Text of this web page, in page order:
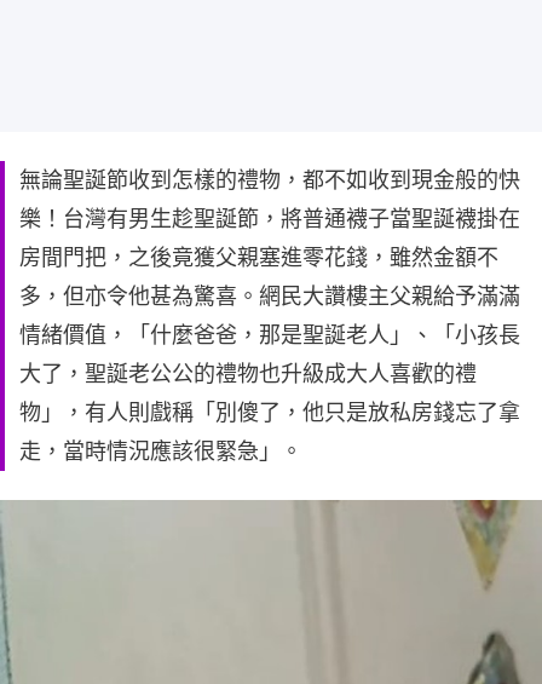
無論聖誕節收到怎樣的禮物，都不如收到現金般的快
樂！台灣有男生趁聖誕節，將普通襪子當聖誕襪掛在
房間門把，之後竟獲父親塞進零花錢，雖然金額不
多，但亦令他甚為驚喜。網民大讚樓主父親給予滿滿
情緒價值，「什麼爸爸，那是聖誕老人」、「小孩長
大了，聖誕老公公的禮物也升級成大人喜歡的禮
物」，有人則戲稱「別傻了，他只是放私房錢忘了拿
走，當時情況應該很緊急」。